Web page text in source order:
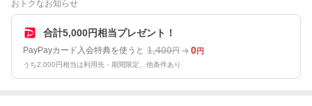
おトクなお知らせ
合計5,000円相当プレゼント！
PayPayカード入会特典を使うと 1,400円 0円
うち2,000円相当は利用先・期間限定。他条件あり